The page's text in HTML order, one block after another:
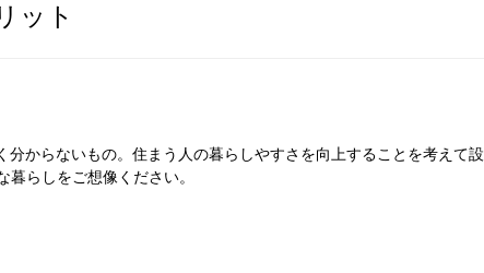
ット
からないもの。住まう人の暮らしやすさを向上することを考えて設
らしをご想像ください。